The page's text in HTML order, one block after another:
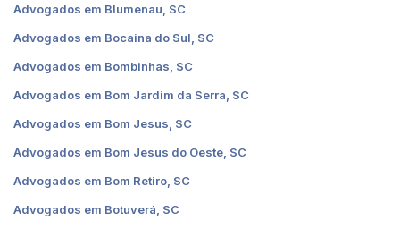
Advogados em Blumenau, SC
Advogados em Bocaina do Sul, SC
Advogados em Bombinhas, SC
Advogados em Bom Jardim da Serra, SC
Advogados em Bom Jesus, SC
Advogados em Bom Jesus do Oeste, SC
Advogados em Bom Retiro, SC
Advogados em Botuverá, SC